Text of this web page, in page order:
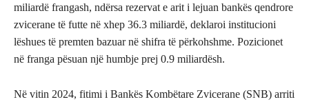
miliardë frangash, ndërsa rezervat e arit i lejuan bankës qendrore
zvicerane të futte në xhep 36.3 miliardë, deklaroi institucioni
lëshues të premten bazuar në shifra të përkohshme. Pozicionet
në franga pësuan një humbje prej 0.9 miliardësh.
Në vitin 2024, fitimi i Bankës Kombëtare Zvicerane (SNB) arriti